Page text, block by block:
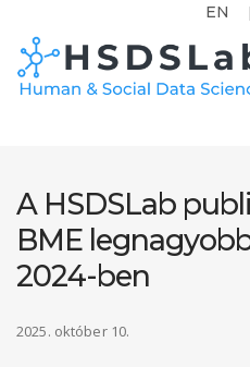
EN |
A HSDSLab
BME
2024-ben
2025. október 10.